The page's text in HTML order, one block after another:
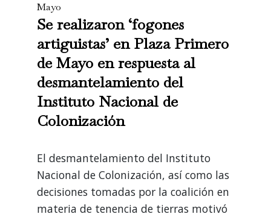
Mayo
Se realizaron ‘fogones
artiguistas’ en Plaza Primero
de Mayo en respuesta al
desmantelamiento del
Instituto Nacional de
Colonización
El desmantelamiento del Instituto
Nacional de Colonización, así como las
decisiones tomadas por la coalición en
materia de tenencia de tierras motivó